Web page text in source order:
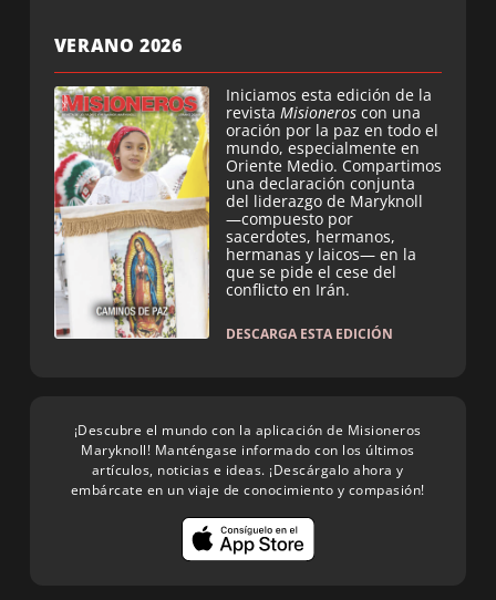
VERANO 2026
Iniciamos esta edición de la
revista Misioneros con una
oración por la paz en todo el
mundo, especialmente en
Oriente Medio. Compartimos
una declaración conjunta
del liderazgo de Maryknoll
—compuesto por
sacerdotes, hermanos,
hermanas y laicos— en la
que se pide el cese del
conflicto en Irán.
DESCARGA ESTA EDICIÓN
¡Descubre el mundo con la aplicación de Misioneros
Maryknoll! Manténgase informado con los últimos
artículos, noticias e ideas. ¡Descárgalo ahora y
embárcate en un viaje de conocimiento y compasión!